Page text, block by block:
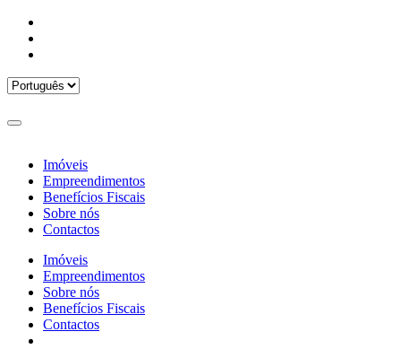
Imóveis
Empreendimentos
Benefícios Fiscais
Sobre nós
Contactos
Imóveis
Empreendimentos
Sobre nós
Benefícios Fiscais
Contactos